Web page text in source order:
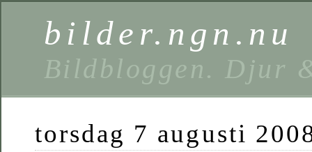
bilder.ngn.nu
Bildbloggen. Djur
torsdag 7 augusti